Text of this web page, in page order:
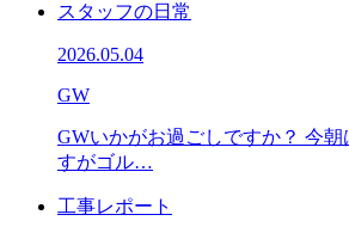
スタッフの日常
2026.05.04
GW
GWいかがお過ごしですか？ 今
すがゴル…
工事レポート